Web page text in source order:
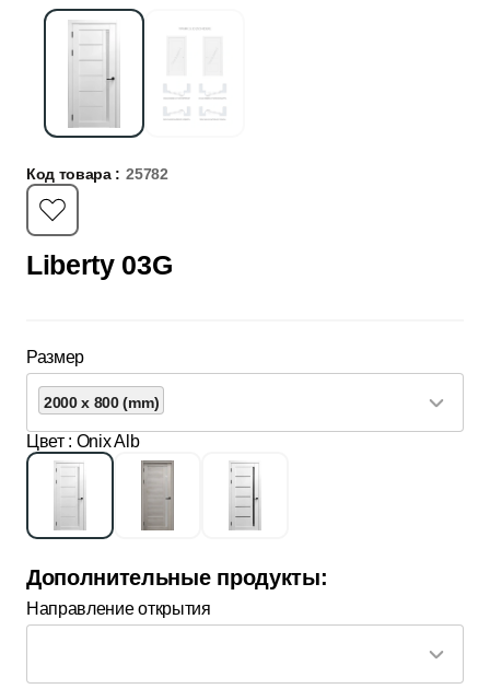
Код товара : 25782
Liberty 03G
Размер
2000 x 800 (mm)
Цвет : Onix Alb
Дополнительные продукты:
Направление открытия